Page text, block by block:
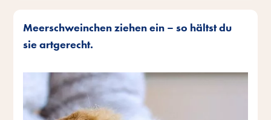
Meerschweinchen ziehen ein – so hältst du
sie artgerecht.